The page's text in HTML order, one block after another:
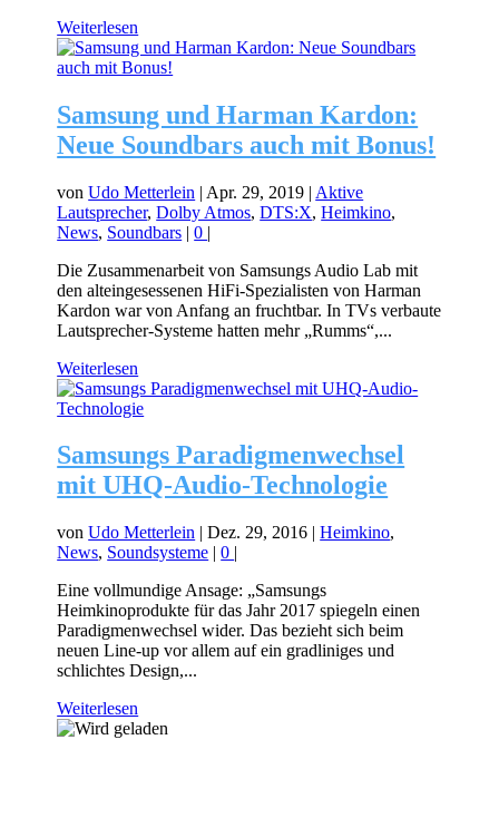
Weiterlesen
Samsung und Harman Kardon:
Neue Soundbars auch mit Bonus!
vonUdo Metterlein | Apr. 29, 2019 | Aktive
Lautsprecher,Dolby Atmos,DTS:X,Heimkino,
News, Soundbars |0 |
Die Zusammenarbeit von Samsungs Audio Lab mit
den alteingesessenen HiFi-Spezialisten von Harman
Kardon war von Anfang an fruchtbar. In TVs verbaute
Lautsprecher-Systeme hatten mehr „Rumms“,...
Weiterlesen
Samsungs Paradigmenwechsel
mit UHQ-Audio-Technologie
vonUdo Metterlein |Dez. 29, 2016 |Heimkino,
News, Soundsysteme |0 |
Eine vollmundige Ansage: „Samsungs
Heimkinoprodukte für das Jahr 2017 spiegeln einen
Paradigmenwechsel wider. Das bezieht sich beim
neuen Line-up vor allem auf ein gradliniges und
schlichtes Design,...
Weiterlesen